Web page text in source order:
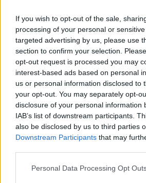
If you wish to opt-out of the sale,
processing of your personal or
targeted advertising by us, please use
section to confirm your selection.
opt-out request is processed you may
interest-based ads based on personal
us or personal information disclosed to
your opt-out. You may separately opt-
disclosure of your personal information
IAB’s list of downstream participants.
also be disclosed by us to third parties
Downstream Participants that may
Personal Data Processing Opt
Necesidades Especiales
Desarrollo y los
Países en Desarrollo
6 de agosto de 2026